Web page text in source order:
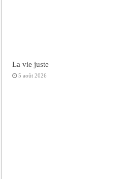
La vie juste
5 août 2026